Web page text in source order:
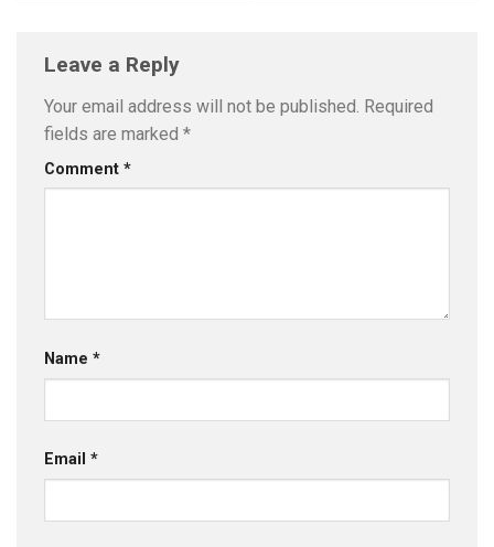
Leave a Reply
Your email address will not be published. Required
fields are marked *
Comment *
Name *
Email *